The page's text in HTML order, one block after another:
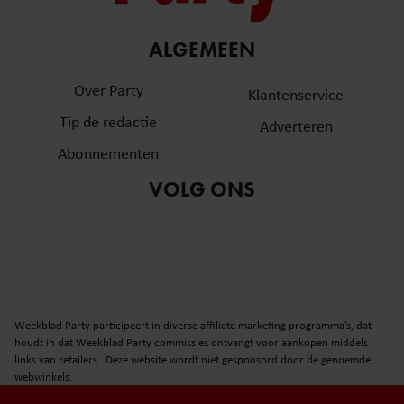
informatie over uw gebruik van onze site met onze
partners voor social media, adverteren en analyse. Deze
informatie die u aan ze heeft verstrekt of die ze hebben
gaat akkoord met onze cookies als u onze website blijft
gebruiken.
ALGEMEEN
Over Party
Tip de redactie
Abonnementen
Klantenservice
Adverteren
VOLG ONS
Weekblad Party participeert in diverse affiliate marketing programma’s, dat
houdt in dat Weekblad Party commissies ontvangt voor aankopen middels
links van retailers. Deze website wordt niet gesponsord door de genoemde
webwinkels.